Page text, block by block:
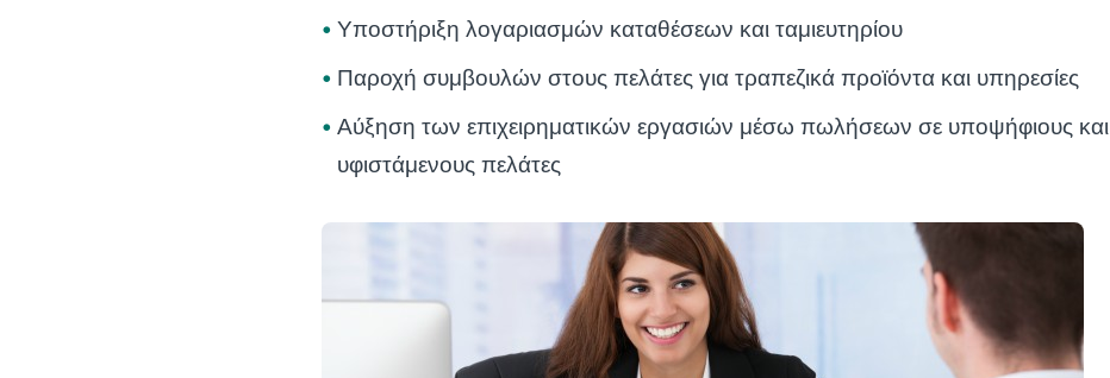
Υποστήριξη λογαριασμών καταθέσεων και ταμιευτηρίου
Παροχή συμβουλών στους πελάτες για τραπεζικά προϊόντα και υπηρεσίες
Αύξηση των επιχειρηματικών εργασιών μέσω πωλήσεων σε υποψήφιους και
υφιστάμενους πελάτες